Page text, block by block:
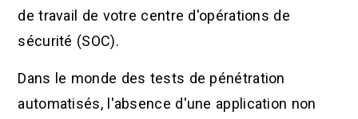
de travail de votre centre d'opérations de
sécurité (SOC).
Dans le monde des tests de pénétration
automatisés, l'absence d'une application non